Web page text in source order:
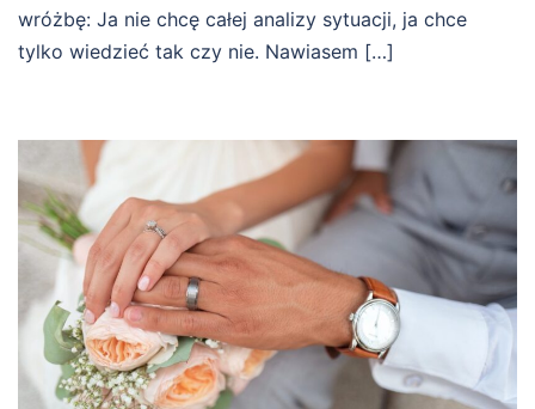
wróżbę: Ja nie chcę całej analizy sytuacji, ja chce
tylko wiedzieć tak czy nie. Nawiasem […]